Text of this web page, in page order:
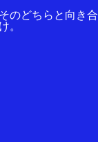
のどちらと向き合
。